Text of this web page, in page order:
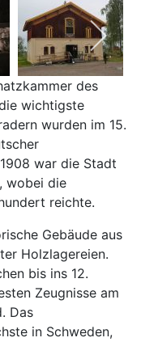
des
wichtigste
wurden im 15.
war die Stadt
wobei die
reichte.
Gebäude aus
Holzlagereien.
bis ins 12.
Zeugnisse am
Das
in Schweden,